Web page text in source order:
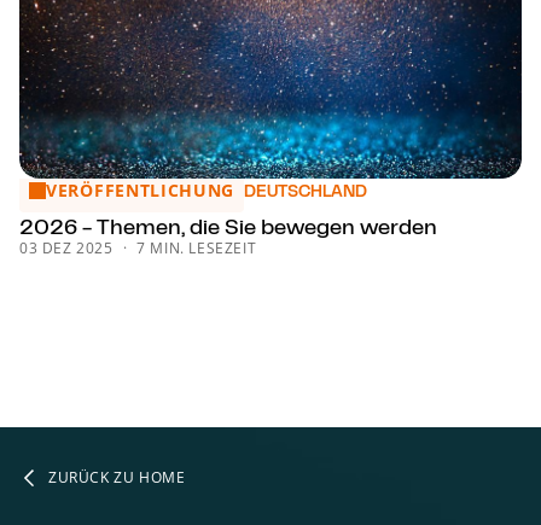
2026 - Themen, die Sie bewegen werden
VERÖFFENTLICHUNG DEUTSCHLAND
2026 - Themen, die Sie bewegen werden
03 DEZ 2025 7 MIN. LESEZEIT
ZURÜCK ZU HOME